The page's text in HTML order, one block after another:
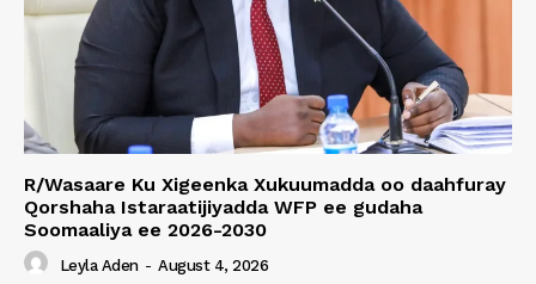
R/Wasaare Ku Xigeenka Xukuumadda oo daahfuray
Qorshaha Istaraatijiyadda WFP ee gudaha
Soomaaliya ee 2026-2030
Leyla Aden - August 4, 2026